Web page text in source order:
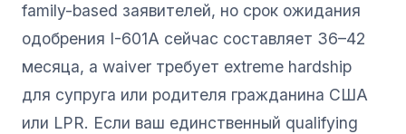
family-based заявителей, но срок ожидания
одобрения I-601A сейчас составляет 36–42
месяца, а waiver требует extreme hardship
для супруга или родителя гражданина США
или LPR. Если ваш единственный qualifying